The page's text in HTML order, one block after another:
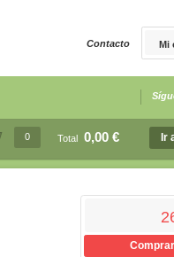
Mi
Contacto
0 Total 0,00 € Ir
Comprar